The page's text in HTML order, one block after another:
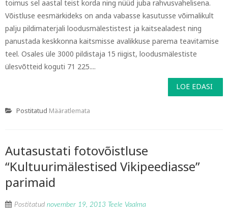
toimus sel aastal teist korda ning nüüd juba rahvusvahelisena.
Võistluse eesmärkideks on anda vabasse kasutusse võimalikult
palju pildimaterjali loodusmälestistest ja kaitsealadest ning
panustada keskkonna kaitsmisse avalikkuse parema teavitamise
teel. Osales üle 3000 pildistaja 15 riigist, loodusmälestiste
ülesvõtteid koguti 71 225....
LOE EDASI
Postitatud Määratlemata
Autasustati fotovõistluse
“Kultuurimälestised Vikipeediasse”
parimaid
Postitatud november 19, 2013 Teele Vaalma